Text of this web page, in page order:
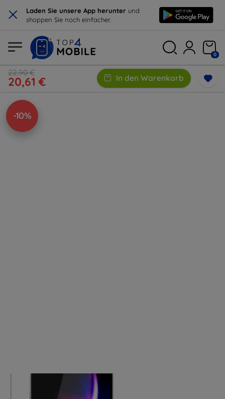
× Laden Sie unsere App herunter und
shoppen Sie noch einfacher.
0
22,90 €
20,61 € In den Warenkorb
-10%